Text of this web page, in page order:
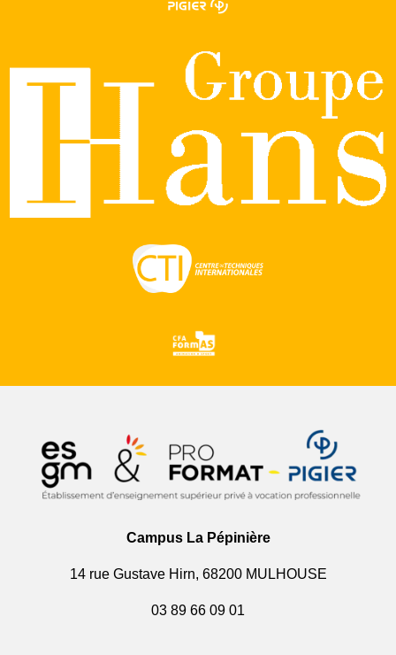
Campus La Pépinière
14 rue Gustave Hirn, 68200 MULHOUSE
03 89 66 09 01